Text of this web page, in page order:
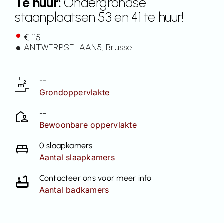
Contact
staanplaatsen 53 en 41 te huur!
€ 115
ANTWERPSELAAN5, Brussel
--
Grondoppervlakte
--
Bewoonbare oppervlakte
0 slaapkamers
Aantal slaapkamers
Contacteer ons voor meer info
Aantal badkamers